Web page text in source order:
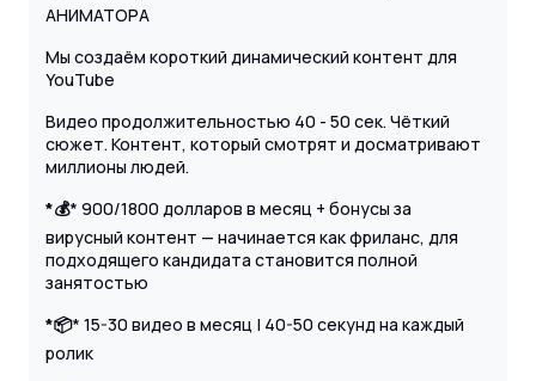
АНИМАТОРА
Мы создаём короткий динамический контент для
YouTube
Видео продолжительностью 40 - 50 сек. Чёткий
сюжет. Контент, который смотрят и досматривают
миллионы людей.
*💰* 900/1800 долларов в месяц + бонусы за
вирусный контент — начинается как фриланс, для
подходящего кандидата становится полной
занятостью
*📦* 15-30 видео в месяц | 40-50 секунд на каждый
ролик